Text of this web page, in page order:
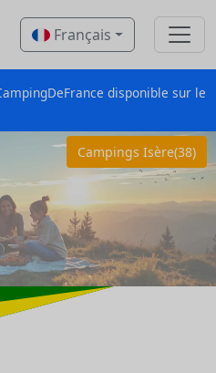
Français
disponible sur le
Campings Isère(38)